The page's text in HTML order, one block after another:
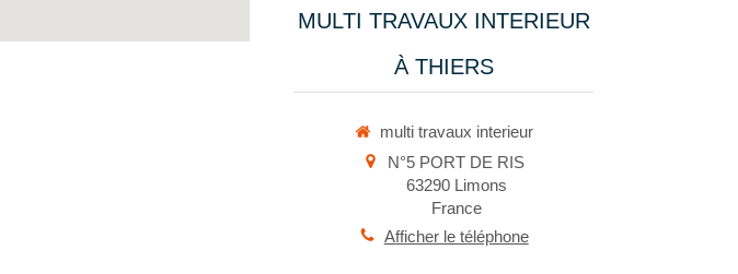
MULTI TRAVAUX INTERIEUR
À THIERS
multi travaux interieur
N°5 PORT DE RIS
63290 Limons
France
Afficher le téléphone